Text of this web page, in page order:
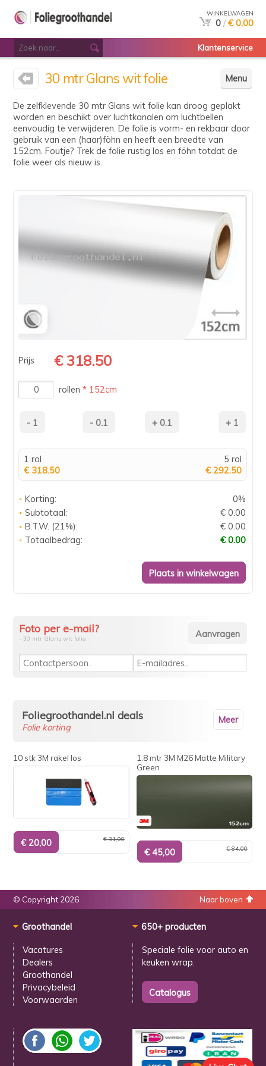
WINKELWAGEN
0 / € 0,00
Klantenservice
Menu
30 mtr Glans wit folie
De zelfklevende 30 mtr Glans wit folie kan droog geplakt
worden en beschikt over luchtkanalen om luchtbellen
eenvoudig te verwijderen. De folie is vorm- en rekbaar door
gebruik van een (haar)föhn en heeft een breedte van
152cm. Foutje? Trek de folie rustig los en föhn totdat de
folie weer als nieuw is.
Prijs € 318.50
rollen* 152cm
1 rol
€ 318.50
5 rol
€ 292.50
Korting:
0%
Subtotaal:
€ 0.00
B.T.W. (21%):
€ 0.00
Totaalbedrag:
€ 0.00
Foto per e-mail?
- 30 mtr Glans wit folie
Meer
Foliegroothandel.nl deals
Folie korting
10 stk 3M rakel los
€ 31,00
1.8 mtr 3M M26 Matte Military
Green
€ 84,00
Naar boven
© Copyright 2026
Groothandel
Vacatures
Dealers
Groothandel
Privacybeleid
Voorwaarden
650+ producten
Speciale folie voorauto en
keuken wrap.